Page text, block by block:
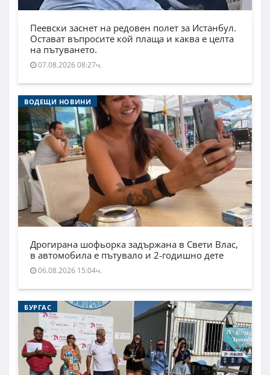
Пеевски заснет на редовен полет за Истанбул.
Остават въпросите кой плаща и каква е целта
на пътуването.
07.08.2026 08:27ч.
ВОДЕЩИ НОВИНИ
Дрогирана шофьорка задържана в Свети Влас,
в автомобила е пътувало и 2-годишно дете
06.08.2026 15:04ч.
БУРГАС